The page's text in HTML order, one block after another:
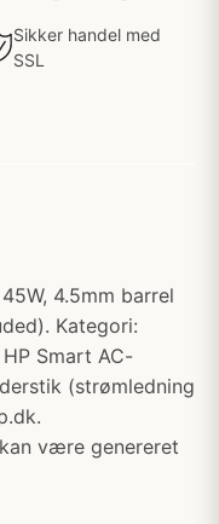
Sikker handel med
SSL
4.5mm barrel
Kategori:
Smart AC-
(strømledning
være genereret